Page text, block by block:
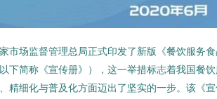
市场监督管理总局正式印发了新版《餐饮服务
下简称《宣传册》），这一举措标志着我国餐
精细化与普及化方面迈出了坚实的一步。该《